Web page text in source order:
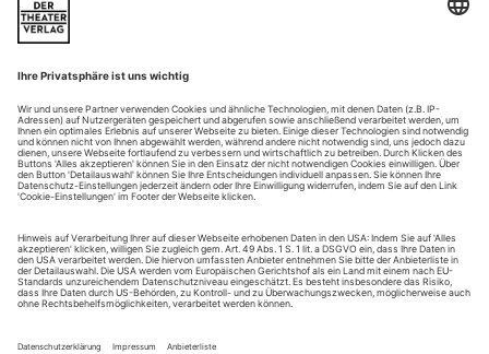
Das Buch beginnt mit einem Abstieg in die Unterbühne, das
Reich der Eisenträger, Hubvorrichtungen und
Stromschaltkreise. Dort findet sich noch heute, gleichsam im
Zentrum des Betriebs, ummauert und verputzt, den Augen
entzogen, das Antriebssystem jener mächtigen Drehbühne, die
Max Reinhardt, bis heute prominentester Hausherr des
Deutschen Theaters, 1905 einbauen...
Die Volksbühnen-Frage
Wer soll nach René Pollesch neue:r Intendant:in am Rosa-Luxemburg-
Platz werden?